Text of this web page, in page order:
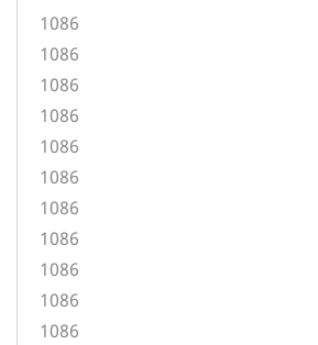
1086
1086
1086
1086
1086
1086
1086
1086
1086
1086
1086